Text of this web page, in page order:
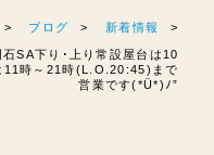
ブログ 新着情報
石SA下り･上り常設屋台は10
時～21時(L.O.20:45)まで
営業です(*Ü*)ﾉ”